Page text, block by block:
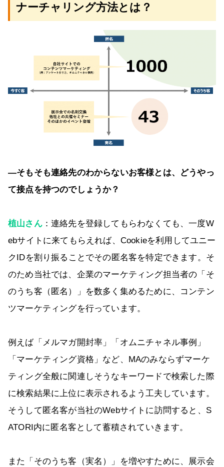
ナーチャリング方法とは？
―そもそも連絡先のわからないお客様とは、どうやっ
て接点を持つのでしょうか？
植山さん：連絡先を登録してもらわなくても、一度W
ebサイトに来てもらえれば、Cookieを利用してユニー
クIDを割り振ることでその匿名客を特定できます。そ
のため当社では、企業のマーケティング担当者の「そ
のうち客（匿名）」を数多く集めるために、コンテン
ツマーケティングを行っています。
例えば「メルマガ開封率」「オムニチャネル事例」
「マーケティング資格」など、MAのみならずマーケ
ティング全般に関連しそうなキーワードで検索した際
に検索結果に上位に表示されるよう工夫しています。
そうして匿名客が当社のWebサイトに訪問すると、S
ATORI内に匿名客として蓄積されていきます。
また「そのうち客（実名）」を増やすために、展示会